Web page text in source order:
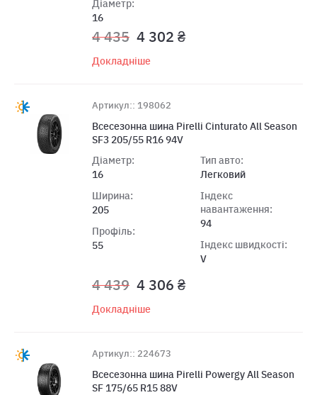
Діаметр:
16
4 435 4 302 ₴
Докладніше
Артикул:: 198062
Всесезонна шина Pirelli Cinturato All Season
SF3 205/55 R16 94V
Діаметр:
16
Ширина:
205
Профіль:
55
Тип авто:
Легковий
Індекс
навантаження:
94
Індекс швидкості:
V
4 439 4 306 ₴
Докладніше
Артикул:: 224673
Всесезонна шина Pirelli Powergy All Season
SF 175/65 R15 88V